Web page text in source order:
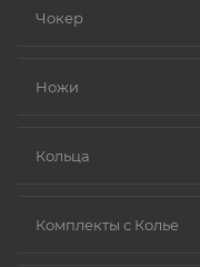
Чокер
Ножи
Кольца
Комплекты с Колье